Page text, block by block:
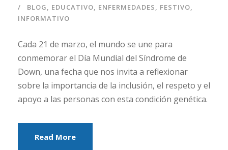
BLOG, EDUCATIVO, ENFERMEDADES, FESTIVO,
INFORMATIVO
Cada 21 de marzo, el mundo se une para
conmemorar el Día Mundial del Síndrome de
Down, una fecha que nos invita a reflexionar
sobre la importancia de la inclusión, el respeto y el
apoyo a las personas con esta condición genética.
Read More